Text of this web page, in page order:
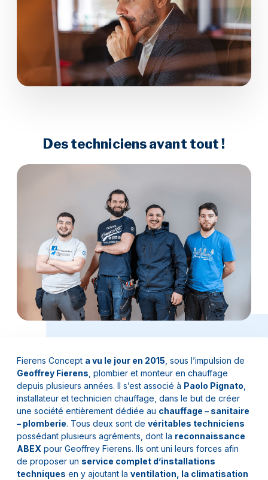
Des techniciens avant tout !
Fierens Concept a vu le jour en 2015 , sous l’impulsion de
Geoffrey Fierens , plombier et monteur en chauffage
depuis plusieurs années. Il s’est associé à Paolo Pignato
installateur et technicien chauffage, dans le but de créer
une société entièrement dédiée au chauffage – sanitaire
– plomberie. Tous deux sont de véritables techniciens
possédant plusieurs agréments, dont la reconnaissance
ABEX pour Geoffrey Fierens. Ils ont uni leurs forces afin
de proposer un service complet d’installations
techniques en y ajoutant la ventilation, la climatisation